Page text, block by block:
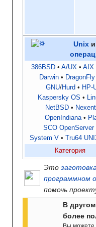
Unix и
386BSD A/UX AIX
Darwin
GNU/Hurd HP-
Kaspersky OS
NetBSD
OpenIndiana
SCO OpenServer
System V
Tru64
Категория
Это
программном
помочь
В
более